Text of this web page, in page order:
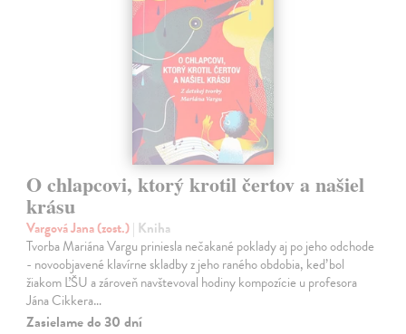
O chlapcovi, ktorý krotil čertov a našiel
krásu
Vargová Jana (zost.)| Kniha
Tvorba Mariána Vargu priniesla nečakané poklady aj po jeho odchode
- novoobjavené klavírne skladby z jeho raného obdobia, keď bol
žiakom ĽŠU a zároveň navštevoval hodiny kompozície u profesora
Jána Cikkera…
Zasielame do 30 dní